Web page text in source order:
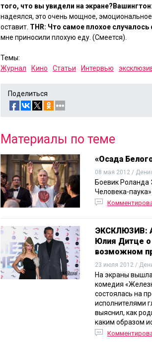
того, что вы увидели на экране? Вашингтон:
надеялся, это очень мощное,
оставит. THR: Что самое плохое случалось
мне приносили плохую еду. (Смеется).
Темы:
Журнал
Кино Статьи Интервью
Поделиться
Материалы по теме
«Осада
08 мая 2012 /
Боевик Роланда
Человека-
ЭКСКЛЮЗИВ:
Юлия Дитце о
возможном
23 июля 2012 /
На экраны
комедия
состоялась на
исполнителями
выяснил, как
каким образом